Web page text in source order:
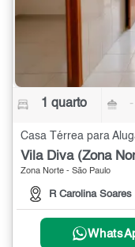
1 quarto
Vila Diva (Zona
Zona Norte - São Paulo
R Carolina Soares